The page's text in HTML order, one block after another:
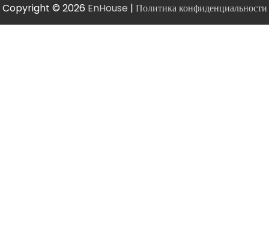
Copyright © 2026 EnHouse | Политика конфиденциальности